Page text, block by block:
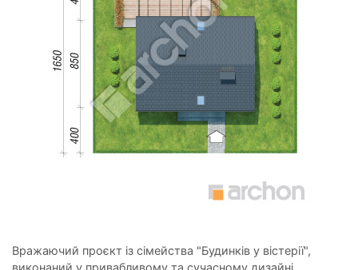
Вражаючий проєкт із сімейства "Будинків у вістерії",